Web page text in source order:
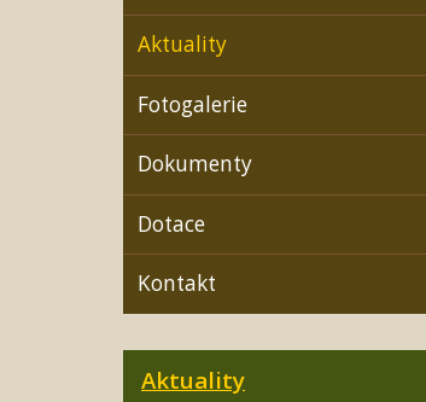
Aktuality
Fotogalerie
Dokumenty
Dotace
Kontakt
Aktuality